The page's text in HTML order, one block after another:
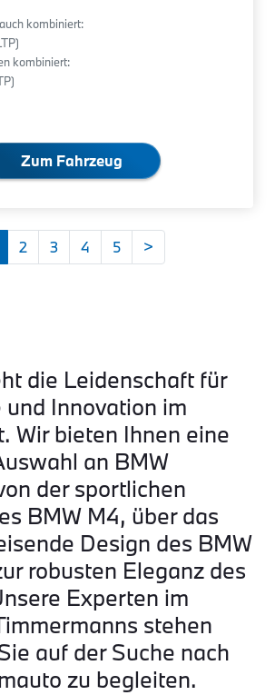
kombiniert:
kombiniert:
Zum Fahrzeug
2 3 4 5 >
die Leidenschaft für
und Innovation im
Wir bieten Ihnen eine
an BMW
der sportlichen
BMW M4, über das
Design des BMW
robusten Eleganz des
Experten im
stehen
auf der Suche nach
zu begleiten.